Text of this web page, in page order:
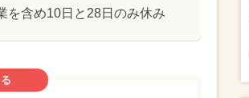
含め10日と28日のみ休み